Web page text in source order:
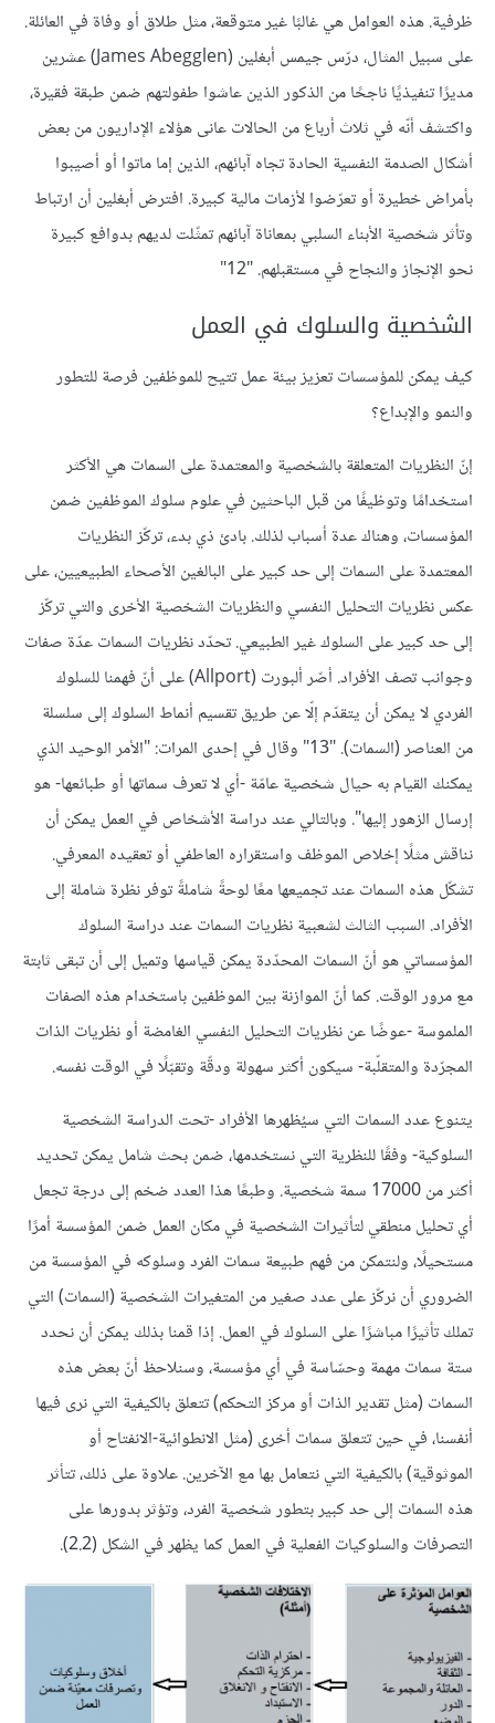
ظرفية. هذه العوامل هي غالبًا غير متوقعة، مثل طلاق أو وفاة في العائلة.
على سبيل المثال، درّس جيمس أبغلين (James Abegglen) عشرين
مديرًا تنفيذيًا ناجحًا من الذكور الذين عاشوا طفولتهم ضمن طبقة فقيرة،
واكتشف أنّه في ثلاث أرباع من الحالات عانى هؤلاء الإداريون من بعض
أشكال الصدمة النفسية الحادة تجاه آبائهم، الذين إما ماتوا أو أصيبوا
بأمراض خطيرة أو تعرّضوا لأزمات مالية كبيرة. افترض أبغلين أن ارتباط
وتأثر شخصية الأبناء السلبي بمعاناة آبائهم تمثّلت لديهم بدوافع كبيرة
نحو الإنجاز والنجاح في مستقبلهم. "12"
الشخصية والسلوك في العمل
كيف يمكن للمؤسسات تعزيز بيئة عمل تتيح للموظفين فرصة للتطور
والنمو والإبداع؟
إنّ النظريات المتعلقة بالشخصية والمعتمدة على السمات هي الأكثر
استخدامًا وتوظيفًا من قبل الباحثين في علوم سلوك الموظفين ضمن
المؤسسات، وهناك عدة أسباب لذلك. بادئ ذي بدء، تركّز النظريات
المعتمدة على السمات إلى حد كبير على البالغين الأصحاء الطبيعيين، على
عكس نظريات التحليل النفسي والنظريات الشخصية الأخرى والتي تركّز
إلى حد كبير على السلوك غير الطبيعي. تحدّد نظريات السمات عدّة صفات
وجوانب تصف الأفراد. أصّر ألبورت (Allport) على أنّ فهمنا للسلوك
الفردي لا يمكن أن يتقدّم إلّا عن طريق تقسيم أنماط السلوك إلى سلسلة
من العناصر (السمات). "13" وقال في إحدى المرات: "الأمر الوحيد الذي
يمكنك القيام به حيال شخصية عامّة -أي لا تعرف سماتها أو طبائعها- هو
إرسال الزهور إليها". وبالتالي عند دراسة الأشخاص في العمل يمكن أن
نناقش مثلًا إخلاص الموظف واستقراره العاطفي أو تعقيده المعرفي.
تشكّل هذه السمات عند تجميعها معًا لوحةً شاملةً توفر نظرة شاملة إلى
الأفراد. السبب الثالث لشعبية نظريات السمات عند دراسة السلوك
المؤسساتي هو أنّ السمات المحدّدة يمكن قياسها وتميل إلى أن تبقى ثابتة
مع مرور الوقت. كما أنّ الموازنة بين الموظفين باستخدام هذه الصفات
الملموسة -عوضًا عن نظريات التحليل النفسي الغامضة أو نظريات الذات
المجرّدة والمتقلّبة- سيكون أكثر سهولة ودقّة وتقبّلًا في الوقت نفسه.
يتنوع عدد السمات التي سيُظهرها الأفراد -تحت الدراسة الشخصية
السلوكية- وفقًا للنظرية التي نستخدمها، ضمن بحث شامل يمكن تحديد
أكثر من 17000 سمة شخصية. وطبعًا هذا العدد ضخم إلى درجة تجعل
أي تحليل منطقي لتأثيرات الشخصية في مكان العمل ضمن المؤسسة أمرًا
مستحيلًا، ولنتمكن من فهم طبيعة سمات الفرد وسلوكه في المؤسسة من
الضروري أن نركّز على عدد صغير من المتغيرات الشخصية (السمات) التي
تملك تأثيرًا مباشرًا على السلوك في العمل. إذا قمنا بذلك يمكن أن نحدد
ستة سمات مهمة وحسّاسة في أي مؤسسة، وسنلاحظ أنّ بعض هذه
السمات (مثل تقدير الذات أو مركز التحكم) تتعلق بالكيفية التي نرى فيها
أنفسنا، في حين تتعلق سمات أخرى (مثل الانطوائية-الانفتاح أو
الموثوقية) بالكيفية التي نتعامل بها مع الآخرين. علاوة على ذلك، تتأثر
هذه السمات إلى حد كبير بتطور شخصية الفرد، وتؤثر بدورها على
التصرفات والسلوكيات الفعلية في العمل كما يظهر في الشكل (2.2).